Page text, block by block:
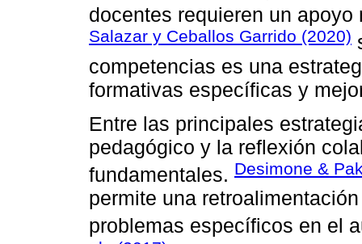
docentes requieren un
Salazar y Ceballos Garrido (2020)
competencias es una
formativas específicas y
Entre las principales
pedagógico y la reflexión
fundamentales. Desimone &
permite una
problemas específicos en el